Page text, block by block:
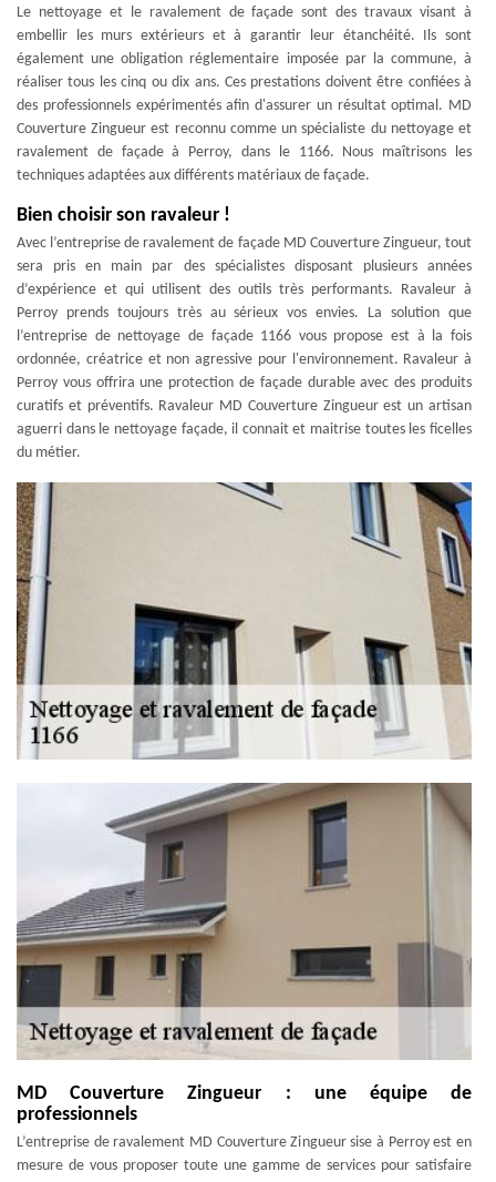
Le nettoyage et le ravalement de façade sont des travaux visant à
embellir les murs extérieurs et à garantir leur étanchéité. Ils sont
également une obligation réglementaire imposée par la commune, à
réaliser tous les cinq ou dix ans. Ces prestations doivent être confiées à
des professionnels expérimentés afin d'assurer un résultat optimal. MD
Couverture Zingueur est reconnu comme un spécialiste du nettoyage et
ravalement de façade à Perroy, dans le 1166. Nous maîtrisons les
techniques adaptées aux différents matériaux de façade.
Bien choisir son ravaleur !
Avec l’entreprise de ravalement de façade MD Couverture Zingueur, tout
sera pris en main par des spécialistes disposant plusieurs années
d’expérience et qui utilisent des outils très performants. Ravaleur à
Perroy prends toujours très au sérieux vos envies. La solution que
l’entreprise de nettoyage de façade 1166 vous propose est à la fois
ordonnée, créatrice et non agressive pour l'environnement. Ravaleur à
Perroy vous offrira une protection de façade durable avec des produits
curatifs et préventifs. Ravaleur MD Couverture Zingueur est un artisan
aguerri dans le nettoyage façade, il connait et maitrise toutes les ficelles
du métier.
MD Couverture Zingueur : une équipe de
professionnels
L’entreprise de ravalement MD Couverture Zingueur sise à Perroy est en
mesure de vous proposer toute une gamme de services pour satisfaire